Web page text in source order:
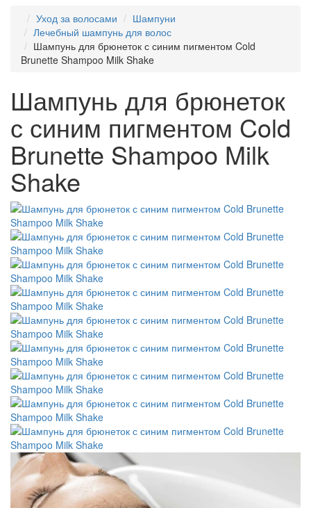
Уход за волосами
Шампуни
Лечебный шампунь для волос
Шампунь для брюнеток с синим пигментом Cold
Brunette Shampoo Milk Shake
Шампунь для брюнеток
с синим пигментом Cold
Brunette Shampoo Milk
Shake